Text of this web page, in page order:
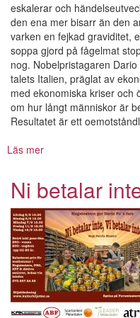
eskalerar och
den ena mer bisarr än den
varken en fejkad graviditet,
soppa gjord på fågelmat
nog. Nobelpristagaren
talets Italien, präglat av
med ekonomiska kriser och
om hur långt människor är
Resultatet är ett
Läs mer
inte,
Vi
betalar
inte
Ni betalar